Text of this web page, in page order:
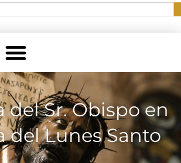
del Sr. Obispo en
del Lunes Santo